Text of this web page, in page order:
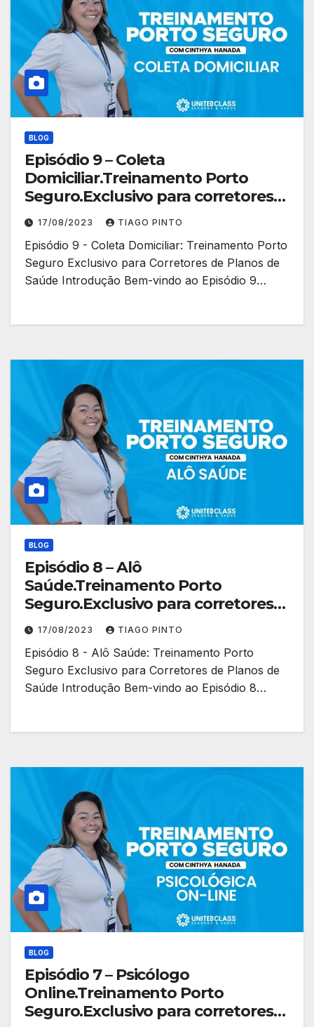
BLOG
Episódio 9 – Coleta
Domiciliar.Treinamento Porto
Seguro.Exclusivo para corretores
de planos de saúde
17/08/2023 TIAGO PINTO
Episódio 9 - Coleta Domiciliar: Treinamento Porto
Seguro Exclusivo para Corretores de Planos de
Saúde Introdução Bem-vindo ao Episódio 9…
BLOG
Episódio 8 – Alô
Saúde.Treinamento Porto
Seguro.Exclusivo para corretores
de planos de saúde.
17/08/2023 TIAGO PINTO
Episódio 8 - Alô Saúde: Treinamento Porto
Seguro Exclusivo para Corretores de Planos de
Saúde Introdução Bem-vindo ao Episódio 8…
BLOG
Episódio 7 – Psicólogo
Online.Treinamento Porto
Seguro.Exclusivo para corretores